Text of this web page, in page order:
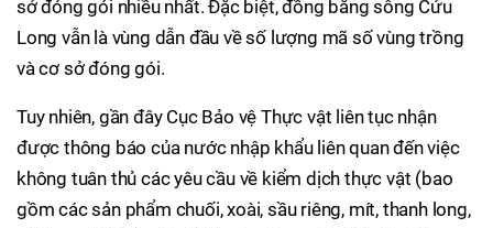
sở đóng gói nhiều nhất. Đặc biệt, đồng bằng sông Cửu
Long vẫn là vùng dẫn đầu về số lượng mã số vùng trồng
và cơ sở đóng gói.
Tuy nhiên, gần đây Cục Bảo vệ Thực vật liên tục nhận
được thông báo của nước nhập khẩu liên quan đến việc
không tuân thủ các yêu cầu về kiểm dịch thực vật (bao
gồm các sản phẩm chuối, xoài, sầu riêng, mít, thanh long,